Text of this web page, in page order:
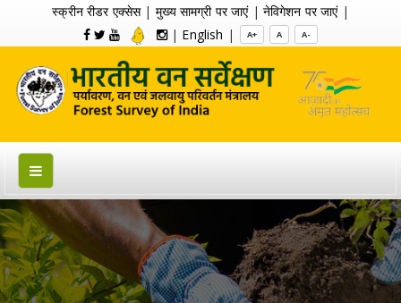
स्क्रीन रीडर एक्सेस| मुख्य सामग्री पर जाएं| नेविगेशन पर जाएं|
| English | A+ A A-